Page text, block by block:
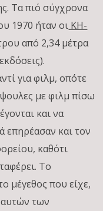
Τα πιό σύγχρονα
1970 ήταν οι KH-
από 2,34 μέτρα
για φιλμ, οπότε
με φιλμ πίσω
και να
επηρέασαν και τον
καθότι
Το
μέγεθος που είχε,
αυτών των